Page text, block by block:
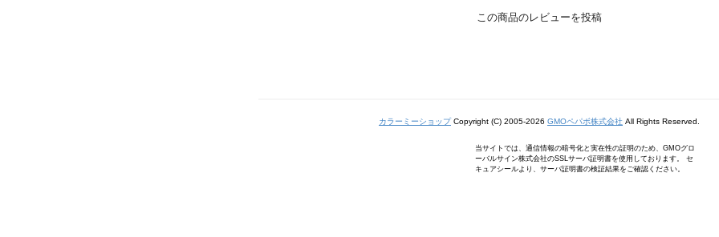
この商品のレビューを投稿
カラーミーショップCopyright (C) 2005-2026 GMOペパボ株式会社 All Rights Reserved.
当サイトでは、通信情報の暗号化と実在性の証明のため、GMOグロ
ーバルサイン株式会社のSSLサーバ証明書を使用しております。 セ
キュアシールより、サーバ証明書の検証結果をご確認ください。